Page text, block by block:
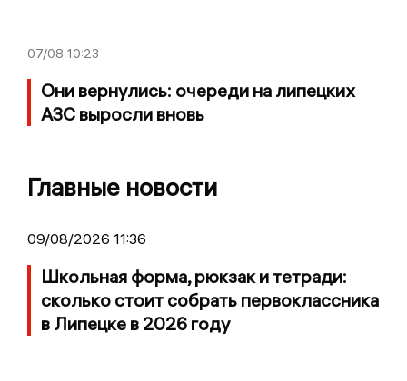
07/08 10:23
Они вернулись: очереди на липецких
АЗС выросли вновь
Главные новости
09/08/2026 11:36
Школьная форма, рюкзак и тетради:
сколько стоит собрать первоклассника
в Липецке в 2026 году